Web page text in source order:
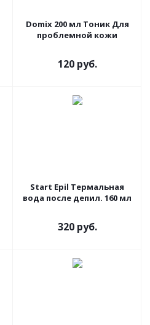
Domix 200 мл Тоник Для
проблемной кожи
120 руб.
Start Epil Термальная
вода после депил. 160 мл
320 руб.